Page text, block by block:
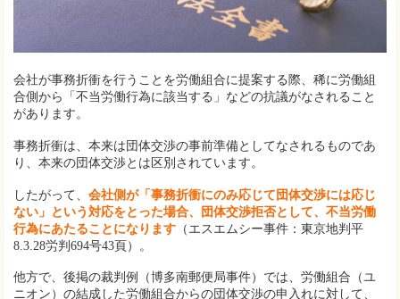
会社が事務折衝を行うことを労働組合に提案する際、稀に労働組
合側から「不当労働行為に該当する」などの抗議がなされること
があります。
事務折衝は、本来は団体交渉の事前準備としてなされるものであ
り、本来の団体交渉とは区別されています。
したがって、 会社側が「事務折衝にのみ応じて団体交渉には応じ
ない」という対応をとった場合、団体交渉拒否として、不当労働
行為にあたることになります （エスエムシー事件：東京地判平
8.3.28労判694号43頁）。
他方で、後掲の裁判例（博多南郵便局事件）では、労働組合（ユ
ニオン）の結成した労働組合からの団体交渉の申入れに対して、